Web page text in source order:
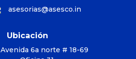
asesorias@asesco.in
Ubicación
Avenida 6a norte # 18-69